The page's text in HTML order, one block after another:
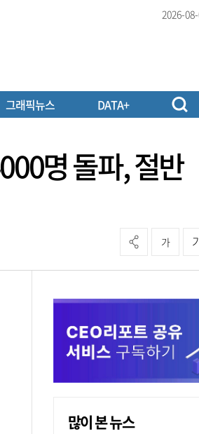
2026-
그래픽뉴스 DATA+
명 돌파, 절반
가
많이 본 뉴스